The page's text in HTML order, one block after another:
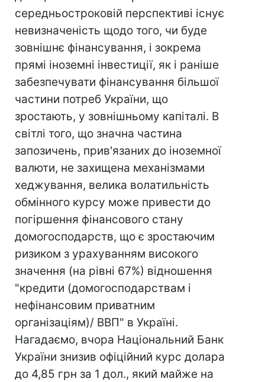
середньостроковій перспективі існує
невизначеність щодо того, чи буде
зовнішнє фінансування, і зокрема
прямі іноземні інвестиції, як і раніше
забезпечувати фінансування більшої
частини потреб України, що
зростають, у зовнішньому капіталі. В
світлі того, що значна частина
запозичень, прив'язаних до іноземної
валюти, не захищена механізмами
хеджування, велика волатильність
обмінного курсу може привести до
погіршення фінансового стану
домогосподарств, що є зростаючим
ризиком з урахуванням високого
значення (на рівні 67%) відношення
"кредити (домогосподарствам і
нефінансовим приватним
організаціям)/ ВВП" в Україні.
Нагадаємо, вчора Національний Банк
України знизив офіційний курс долара
до 4,85 грн за 1 дол., який майже на